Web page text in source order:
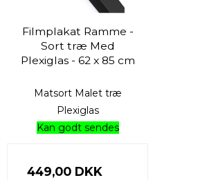
Filmplakat Ramme -
Sort træ Med
Plexiglas - 62 x 85 cm
Matsort Malet træ
Plexiglas
Kan godt sendes
449,00 DKK